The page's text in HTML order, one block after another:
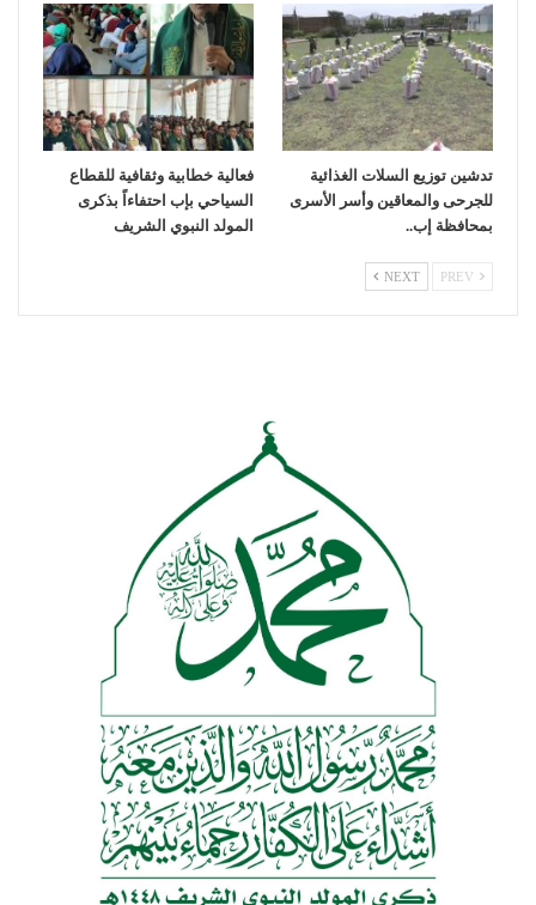
تدشين توزيع السلات الغذائية
للجرحى والمعاقين وأسر الأسرى
بمحافظة إب..
فعالية خطابية وثقافية للقطاع
السياحي بإب احتفاءاً بذكرى
المولد النبوي الشريف
NEXT